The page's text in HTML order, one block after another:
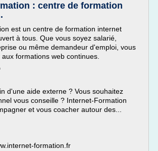
: centre de formation
est un centre de formation internet
à tous. Que vous soyez salarié,
ou même demandeur d'emploi, vous
formations web continues.
d'une aide externe ? Vous souhaitez
vous conseille ? Internet-Formation
et vous coacher autour des...
formation.fr